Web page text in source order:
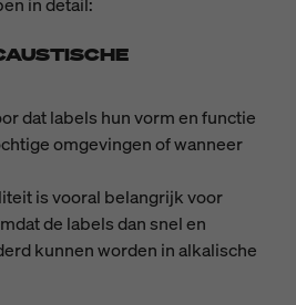
dat labels hun vorm en functie
omgevingen of wanneer
is vooral belangrijk voor
de labels dan snel en
kunnen worden in alkalische